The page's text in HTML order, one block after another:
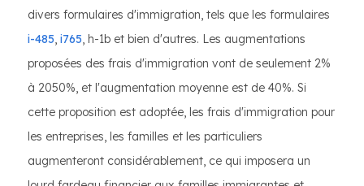
divers formulaires d'immigration, tels que les formulaires
i-485, i765, h-1b et bien d'autres. Les augmentations
proposées des frais d'immigration vont de seulement 2%
à 2050%, et l'augmentation moyenne est de 40%. Si
cette proposition est adoptée, les frais d'immigration pour
les entreprises, les familles et les particuliers
augmenteront considérablement, ce qui imposera un